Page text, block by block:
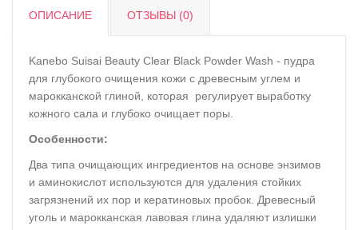
ОПИСАНИЕ ОТЗЫВЫ (0)
Kanebo Suisai Beauty Clear Black Powder Wash - пудра
для глубокого очищения кожи с древесным углем и
марокканской глиной, которая регулирует выработку
кожного сала и глубоко очищает поры.
Особенности:
Два типа очищающих ингредиентов на основе энзимов
и аминокислот используются для удаления стойких
загрязнений их пор и кератиновых пробок. Древесный
уголь и марокканская лавовая глина удаляют излишки